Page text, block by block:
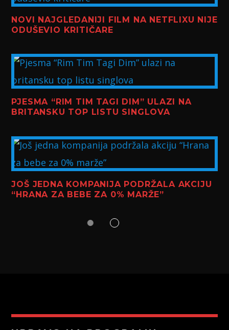
NOVI NAJGLEDANIJI FILM NA NETFLIXU NIJE
ODUŠEVIO KRITIČARE
PJESMA “RIM TIM TAGI DIM” ULAZI NA
BRITANSKU TOP LISTU SINGLOVA
JOŠ JEDNA KOMPANIJA PODRŽALA AKCIJU
“HRANA ZA BEBE ZA 0% MARŽE”